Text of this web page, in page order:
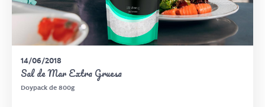
14/06/2018
Sal de Mar Extra Gruesa
Doypack de 800g